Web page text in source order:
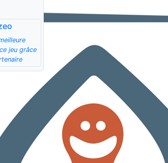
jeu grâce